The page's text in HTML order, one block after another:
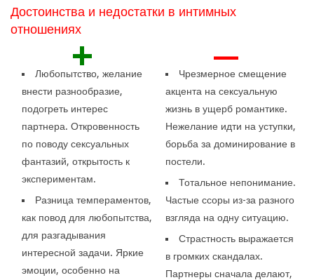
Достоинства и недостатки в интимных
отношениях
+
Любопытство, желание
внести разнообразие,
подогреть интерес
партнера. Откровенность
по поводу сексуальных
фантазий, открытость к
экспериментам.
Разница темпераментов,
как повод для любопытства,
для разгадывания
интересной задачи. Яркие
эмоции, особенно на
—
Чрезмерное смещение
акцента на сексуальную
жизнь в ущерб романтике.
Нежелание идти на уступки,
борьба за доминирование в
постели.
Тотальное непонимание.
Частые ссоры из-за разного
взгляда на одну ситуацию.
Страстность выражается
в громких скандалах.
Партнеры сначала делают,